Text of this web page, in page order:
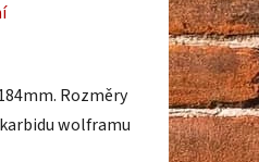
Rozměry
wolframu